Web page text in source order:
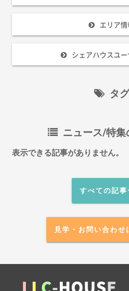
エリア情
シェアハウスユ
タグ
ニュース/特集
表示できる記事がありません。
すべての記事
見学・お問い合わせ